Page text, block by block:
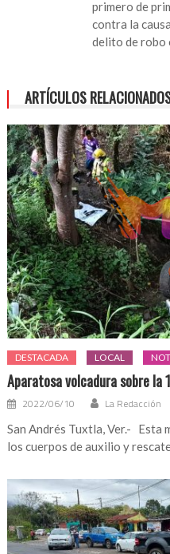
primero de
contra la
delito de robo
ARTÍCULOS
DESTACADA LOCAL
Aparatosa volcadura sobre la
2022/06/10 La Redacción
San Andrés Tuxtla, Ver.- Esta
los cuerpos de auxilio y